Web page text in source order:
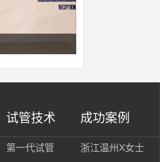
试管技术
第一代试管
成功案例
浙江温州X女士